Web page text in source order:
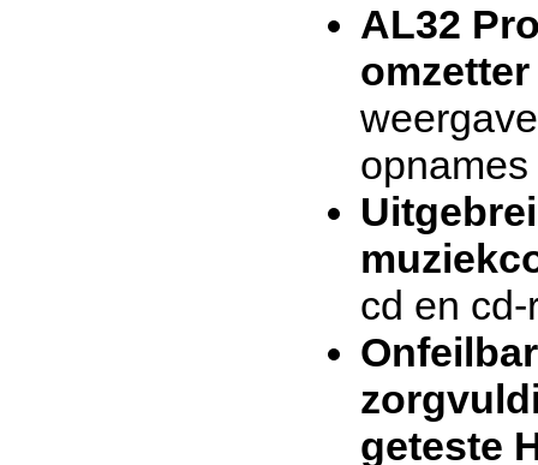
AL32
opnames
cd en
geteste